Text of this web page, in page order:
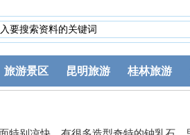
旅游景区 昆明旅游 桂林旅游